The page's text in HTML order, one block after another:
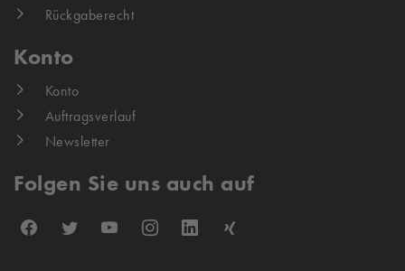
Rückgaberecht
Konto
Konto
Auftragsverlauf
Newsletter
Folgen Sie uns auch auf